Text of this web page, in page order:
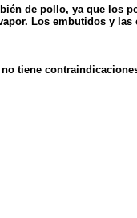
de pollo, ya que los
Los embutidos y
tiene